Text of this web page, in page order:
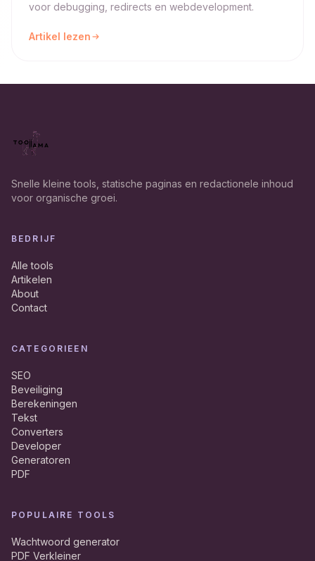
voor debugging, redirects en webdevelopment.
Artikel lezen
Snelle kleine tools, statische paginas en redactionele inhoud
voor organische groei.
BEDRIJF
Alle tools
Artikelen
About
Contact
CATEGORIEEN
SEO
Beveiliging
Berekeningen
Tekst
Converters
Developer
Generatoren
PDF
POPULAIRE TOOLS
Wachtwoord generator
PDF Verkleiner